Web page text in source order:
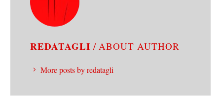
REDATAGLI / ABOUT AUTHOR
More posts by redatagli